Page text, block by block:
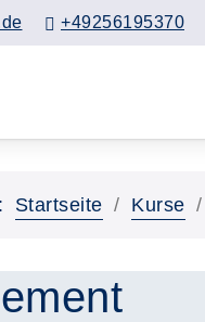
+49256195370
Startseite Kurse